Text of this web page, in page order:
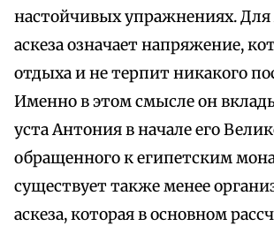
настойчивых упражнениях.
аскеза означает напряжение,
отдыха и не терпит никакого
Именно в этом смысле он
уста Антония в начале его
обращенного к египетским
существует также менее
аскеза, которая в основном